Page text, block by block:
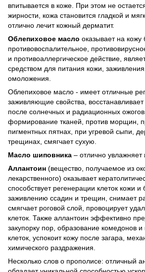
впитывается в коже. При этом не
жирности, кожа становится гладкой и
отлично лечит кожный дерматит.
Облепиховое масло оказывает на кожу
противовоспалительное,
и противоаллергическое действие,
средством для питания кожи,
омоложения.
Облепиховое масло - имеет отличные
заживляющие свойства,
после солнечных и радиационных
формирование тканей, против морщин,
пигментных пятнах, при угревой сыпи,
трещинах, смягчает сухую.
Масло шиповника – отлично увлажняет
Аллантоин (вещество, получаемое из
лекарственного) оказывает
способствует регенерации клеток кожи и
заживлению ссадин и трещин, снимает
смягчает роговой слой, провоцирует
клеток. Также аллантоин эффективно
закупорку пор, образование комедонов
клеток, успокоит кожу после загара,
химического раздражения.
Несколько слов о прополисе: отличный